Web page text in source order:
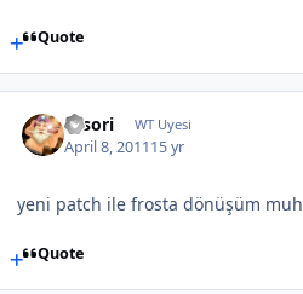
Quote
sasori WT Uyesi
April 8, 201115 yr
yeni patch ile frosta dönüşüm
Quote